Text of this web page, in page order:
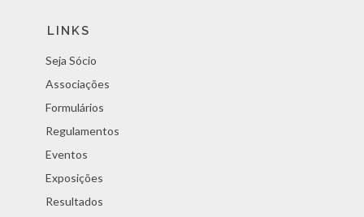
LINKS
Seja Sócio
Associações
Formulários
Regulamentos
Eventos
Exposições
Resultados